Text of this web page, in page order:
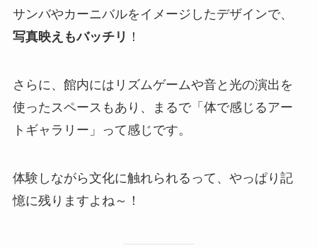
サンバやカーニバルをイメージしたデザインで、
写真映えもバッチリ ！
さらに、館内にはリズムゲームや音と光の演出を
使ったスペースもあり、まるで「体で感じるアー
トギャラリー」って感じです。
体験しながら文化に触れられるって、やっぱり記
憶に残りますよね～！